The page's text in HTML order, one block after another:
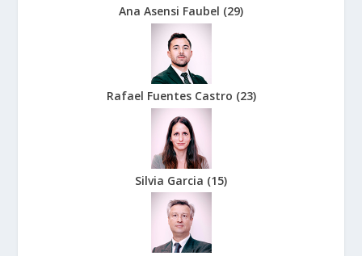
Ana Asensi Faubel (29)
Rafael Fuentes Castro (23)
Silvia Garcia (15)